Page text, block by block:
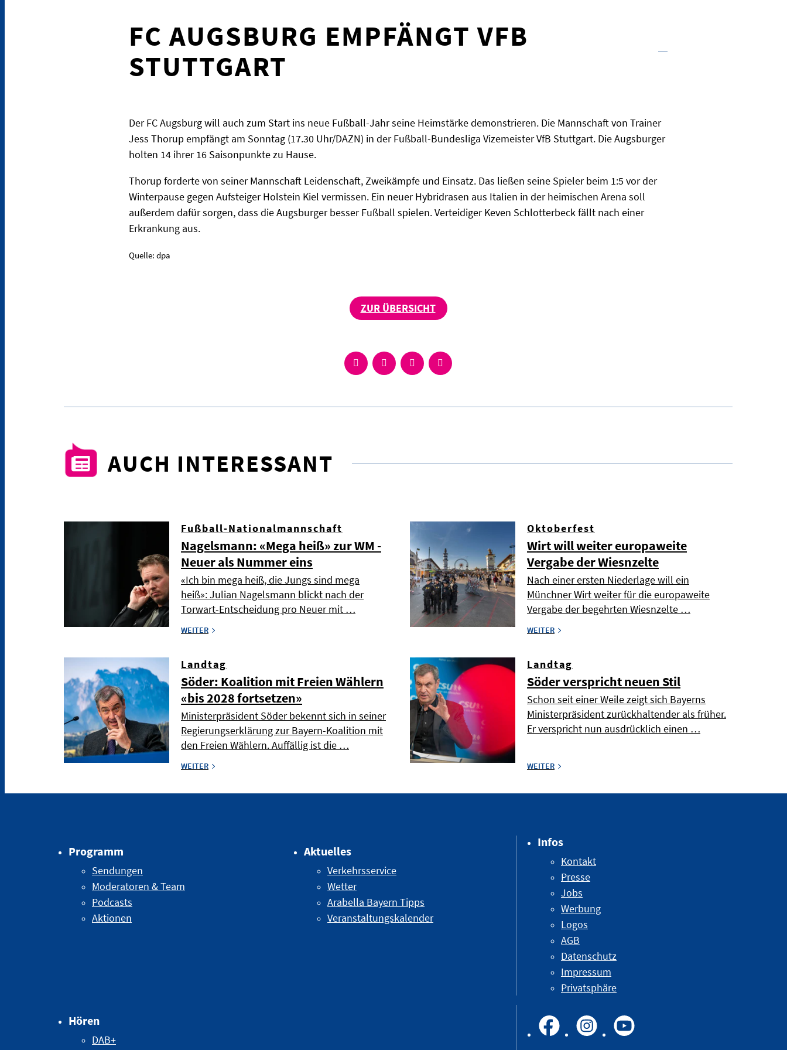
FC AUGSBURG EMPFÄNGT VFB
STUTTGART
Der FC Augsburg will auch zum Start ins neue Fußball-Jahr seine Heimstärke demonstrieren. Die Mannschaft von Trainer
Jess Thorup empfängt am Sonntag (17.30 Uhr/DAZN) in der Fußball-Bundesliga Vizemeister VfB Stuttgart. Die Augsburger
holten 14 ihrer 16 Saisonpunkte zu Hause.
Thorup forderte von seiner Mannschaft Leidenschaft, Zweikämpfe und Einsatz. Das ließen seine Spieler beim 1:5 vor der
Winterpause gegen Aufsteiger Holstein Kiel vermissen. Ein neuer Hybridrasen aus Italien in der heimischen Arena soll
außerdem dafür sorgen, dass die Augsburger besser Fußball spielen. Verteidiger Keven Schlotterbeck fällt nach einer
Erkrankung aus.
Quelle: dpa
ZUR ÜBERSICHT
AUCH INTERESSANT
Fußball-Nationalmannschaft
Nagelsmann: «Mega heiß» zur WM -
Neuer als Nummer eins
«Ich bin mega heiß, die Jungs sind mega
heiß»: Julian Nagelsmann blickt nach der
Torwart-Entscheidung pro Neuer mit …
WEITER
Oktoberfest
Wirt will weiter europaweite
Vergabe der Wiesnzelte
Nach einer ersten Niederlage will ein
Münchner Wirt weiter für die europaweite
Vergabe der begehrten Wiesnzelte …
WEITER
Landtag
Söder: Koalition mit Freien Wählern
«bis 2028 fortsetzen»
Ministerpräsident Söder bekennt sich in seiner
Regierungserklärung zur Bayern-Koalition mit
den Freien Wählern. Auffällig ist die …
WEITER
Landtag
Söder verspricht neuen Stil
Schon seit einer Weile zeigt sich Bayerns
Ministerpräsident zurückhaltender als früher.
Er verspricht nun ausdrücklich einen …
WEITER
Programm
Sendungen
Moderatoren & Team
Podcasts
Aktionen
Aktuelles
Verkehrsservice
Wetter
Arabella Bayern Tipps
Veranstaltungskalender
Hören
DAB+
Infos
Kontakt
Presse
Jobs
Werbung
Logos
AGB
Datenschutz
Impressum
Privatsphäre